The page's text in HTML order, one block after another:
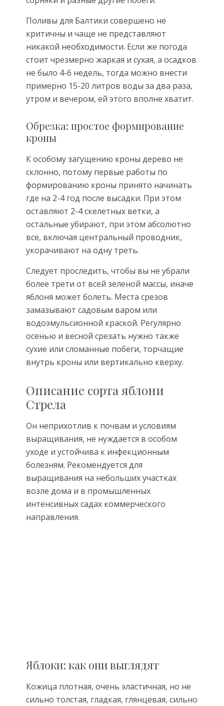
Поливы для Балтики совершено не
критичны и чаще не представляют
никакой необходимости. Если же погода
стоит чрезмерно жаркая и сухая, а осадков
не было 4-6 недель, тогда можно внести
примерно 15-20 литров воды за два раза,
утром и вечером, ей этого вполне хватит.
Обрезка: простое формирование
кроны
К особому загущению кроны дерево не
склонно, потому первые работы по
формированию кроны принято начинать
где на 2-4 год после высадки. При этом
оставляют 2-4 скелетных ветки, а
остальные убирают, при этом абсолютно
все, включая центральный проводник,
укорачивают на одну треть.
Следует проследить, чтобы вы не убрали
более трети от всей зеленой массы, иначе
яблоня может болеть. Места срезов
замазывают садовым варом или
водоэмульсионной краской. Регулярно
осенью и весной срезать нужно также
сухие или сломанные побеги, торчащие
внутрь кроны или вертикально кверху.
Описание сорта яблони
Стрела
Он неприхотлив к почвам и условиям
выращивания, не нуждается в особом
уходе и устойчива к инфекционным
болезням. Рекомендуется для
выращивания на небольших участках
возле дома и в промышленных
интенсивных садах коммерческого
направления.
Яблоки: как они выглядят
Кожица плотная, очень эластичная, но не
сильно толстая, гладкая, глянцевая, сильно